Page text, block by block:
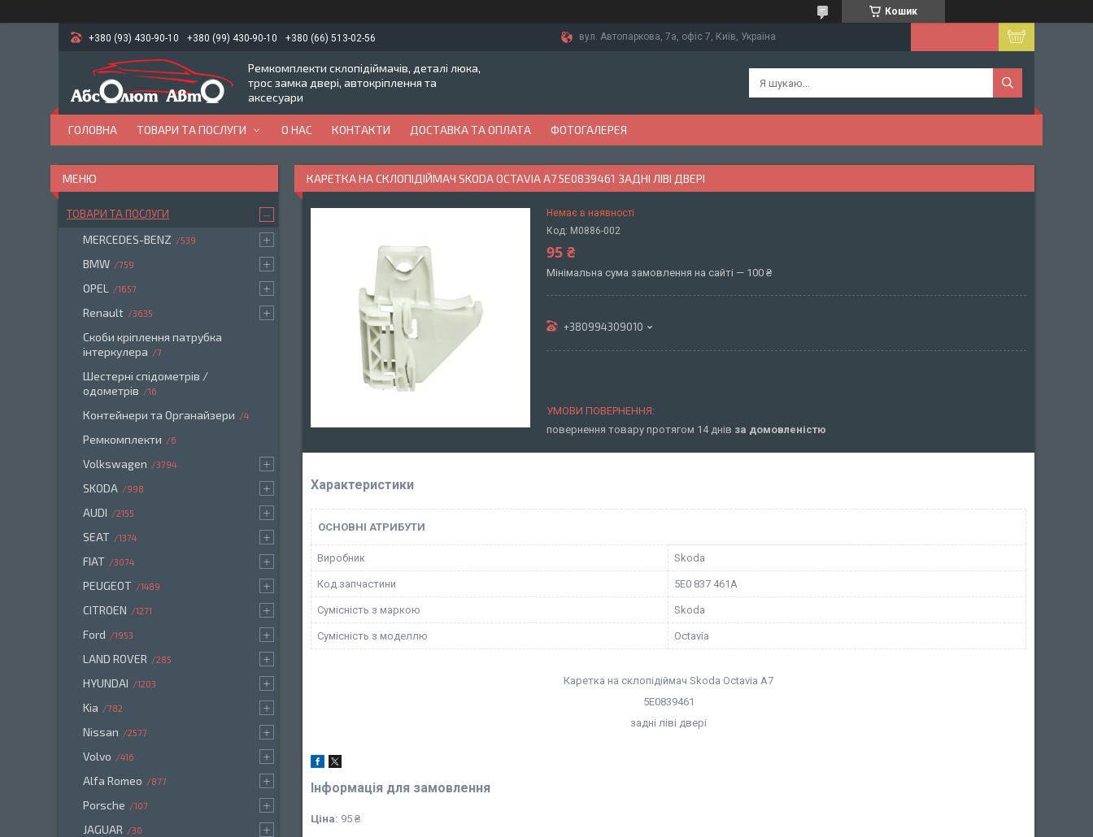
Кошик
+380 (93) 430-90-10 +380 (99) 430-90-10 +380 (66) 513-02-56 вул. Автопаркова, 7а, офіс 7, Київ, Україна
Ремкомплекти склопідіймачів, деталі люка,
трос замка двері, автокріплення та
аксесуари
ГОЛОВНА ТОВАРИ ТА ПОСЛУГИ О НАС КОНТАКТИ ДОСТАВКА ТА ОПЛАТА ФОТОГАЛЕРЕЯ
КАРЕТКА НА СКЛОПІДІЙМАЧ SKODA OCTAVIA A7 5E0839461 ЗАДНІ ЛІВІ ДВЕРІ
Немає в наявності
Код: M0886-002
95 ₴
Мінімальна сума замовлення на сайті — 100 ₴
+380994309010
повернення товару протягом 14 днів за домовленістю
Характеристики
ОСНОВНІ АТРИБУТИ
Виробник Skoda
Код запчастини 5E0 837 461A
Сумісність з маркою Skoda
Сумісність з моделлю Octavia
Каретка на склопідіймач Skoda Octavia A7
5E0839461
задні ліві двері
Інформація для замовлення
Ціна: 95 ₴
ТОВАРИ ТА ПОСЛУГИ
MERCEDES-BENZ 539
BMW 759
OPEL 1657
Renault 3635
Скоби кріплення патрубка
інтеркулера
7
Шестерні спідометрів /
одометрів
16
Контейнери та Органайзери 4
Ремкомплекти 6
Volkswagen 3794
SKODA 998
AUDI 2155
SEAT 1374
FIAT 3074
PEUGEOT 1489
CITROEN 1271
Ford 1953
LAND ROVER 285
HYUNDAI 1203
Kia 782
Nissan 2577
Volvo 416
Alfa Romeo 877
Porsche 107
JAGUAR 30